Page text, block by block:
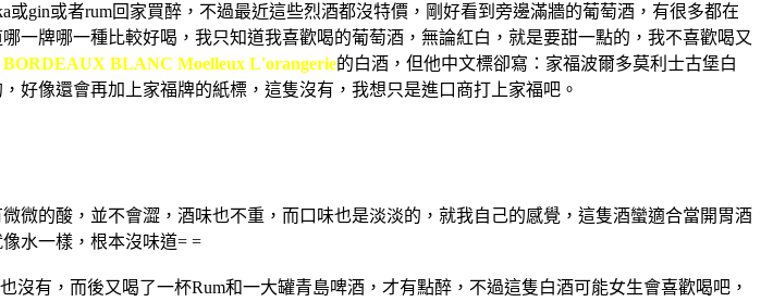
gin或者rum回家買醉，不過最近這些烈酒都沒特價，剛好看到旁邊滿牆的葡萄酒，有很多都在
牌哪一種比較好喝，我只知道我喜歡喝的葡萄酒，無論紅白，就是要甜一點的，我不喜歡喝又
BORDEAUX BLANC Moelleux L'orangerie的白酒，但他中文標卻寫：家福波爾多莫利士古堡白
好像還會再加上家福牌的紙標，這隻沒有，我想只是進口商打上家福吧。
的酸，並不會澀，酒味也不重，而口味也是淡淡的，就我自己的感覺，這隻酒蠻適合當開胃酒
水一樣，根本沒味道= =
有，而後又喝了一杯Rum和一大罐青島啤酒，才有點醉，不過這隻白酒可能女生會喜歡喝吧，